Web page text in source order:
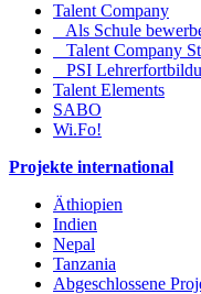
Talent Company
Als Schule
Talent Company
PSI
Talent Elements
SABO
Wi.Fo!
Projekte international
Äthiopien
Indien
Nepal
Tanzania
Abgeschlossene